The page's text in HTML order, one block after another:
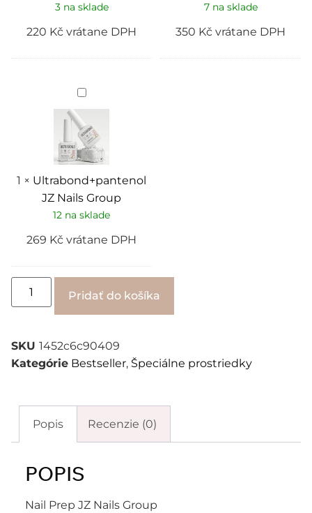
3 na sklade
220 Kč vrátane DPH
7 na sklade
350 Kč vrátane DPH
Ultrabond+pantenol
JZ
Nails
Group
1 × Ultrabond+pantenol
JZ Nails Group
12 na sklade
269 Kč vrátane DPH
Pridať do košíka
SKU 1452c6c90409
Kategórie Bestseller, Špeciálne prostriedky
Popis Recenzie (0)
POPIS
Nail Prep JZ Nails Group